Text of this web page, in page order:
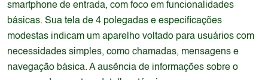
smartphone de entrada, com foco em funcionalidades
básicas. Sua tela de 4 polegadas e especificações
modestas indicam um aparelho voltado para usuários com
necessidades simples, como chamadas, mensagens e
navegação básica. A ausência de informações sobre o